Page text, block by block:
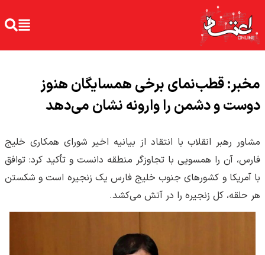
مخبر: قطب‌نمای برخی همسایگان هنوز
دوست و دشمن را وارونه نشان می‌دهد
مشاور رهبر انقلاب با انتقاد از بیانیه اخیر شورای همکاری خلیج
فارس، آن را همسویی با تجاوزگر منطقه دانست و تأکید کرد: توافق
با آمریکا و کشورهای جنوب خلیج فارس یک زنجیره است و شکستن
هر حلقه، کل زنجیره را در آتش می‌کشد.